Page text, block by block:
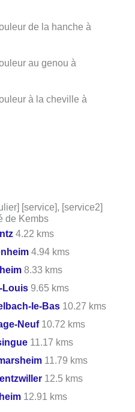
de la hanche à
au genou à
à la cheville à
[service], [service2]
de Kembs
4.22 kms
4.94 kms
8.33 kms
Louis 9.65 kms
le-Bas 10.27 kms
Neuf10.72 kms
11.17 kms
11.79 kms
12.5 kms
12.91 kms